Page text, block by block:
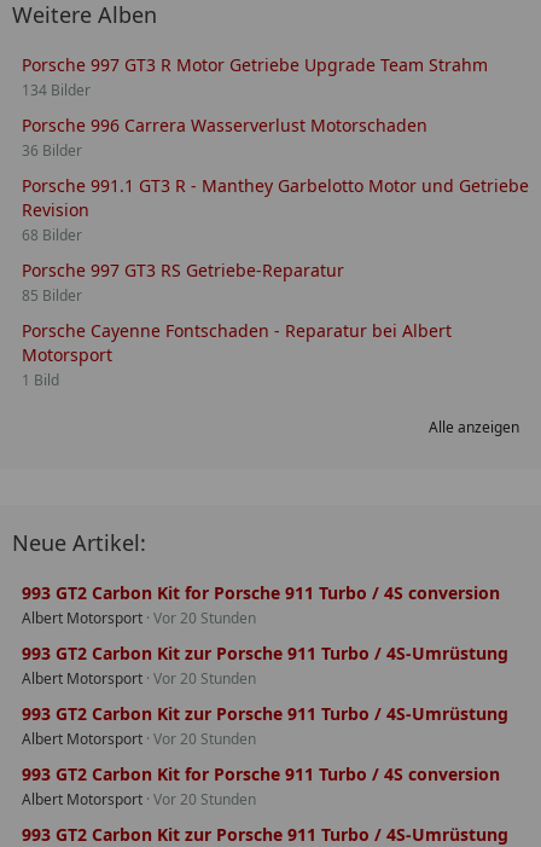
Weitere Alben
Porsche 997 GT3 R Motor Getriebe Upgrade Team Strahm
134 Bilder
Porsche 996 Carrera Wasserverlust Motorschaden
36 Bilder
Porsche 991.1 GT3 R - Manthey Garbelotto Motor und Getriebe
Revision
68 Bilder
Porsche 997 GT3 RS Getriebe-Reparatur
85 Bilder
Porsche Cayenne Fontschaden - Reparatur bei Albert
Motorsport
1 Bild
Alle anzeigen
Neue Artikel:
993 GT2 Carbon Kit for Porsche 911 Turbo / 4S conversion
Albert Motorsport Vor 20 Stunden
993 GT2 Carbon Kit zur Porsche 911 Turbo / 4S-Umrüstung
Albert Motorsport Vor 20 Stunden
993 GT2 Carbon Kit zur Porsche 911 Turbo / 4S-Umrüstung
Albert Motorsport Vor 20 Stunden
993 GT2 Carbon Kit for Porsche 911 Turbo / 4S conversion
Albert Motorsport Vor 20 Stunden
993 GT2 Carbon Kit zur Porsche 911 Turbo / 4S-Umrüstung